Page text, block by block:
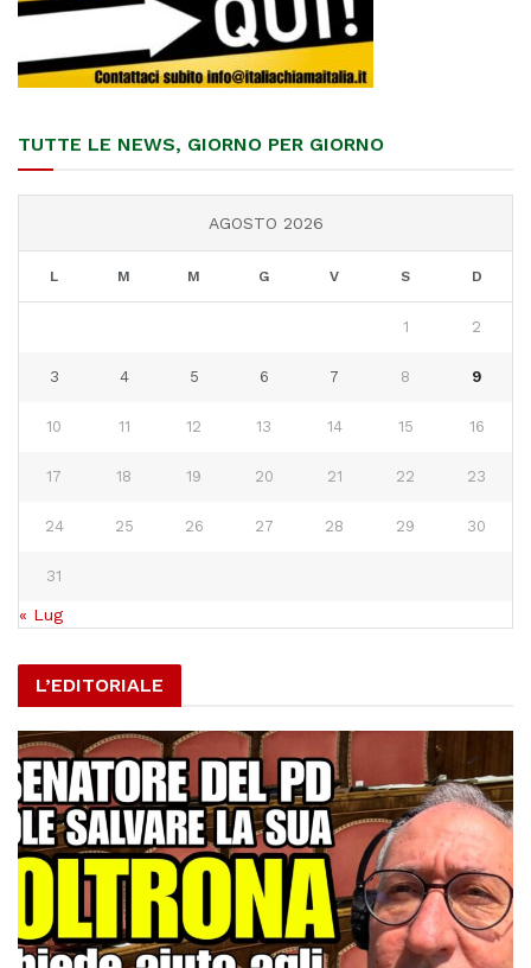
TUTTE LE NEWS, GIORNO PER GIORNO
AGOSTO 2026
L M M G V S D
1 2
3 4 5 6 7 8 9
10 11 12 13 14 15 16
17 18 19 20 21 22 23
24 25 26 27 28 29 30
31
« Lug
L’EDITORIALE